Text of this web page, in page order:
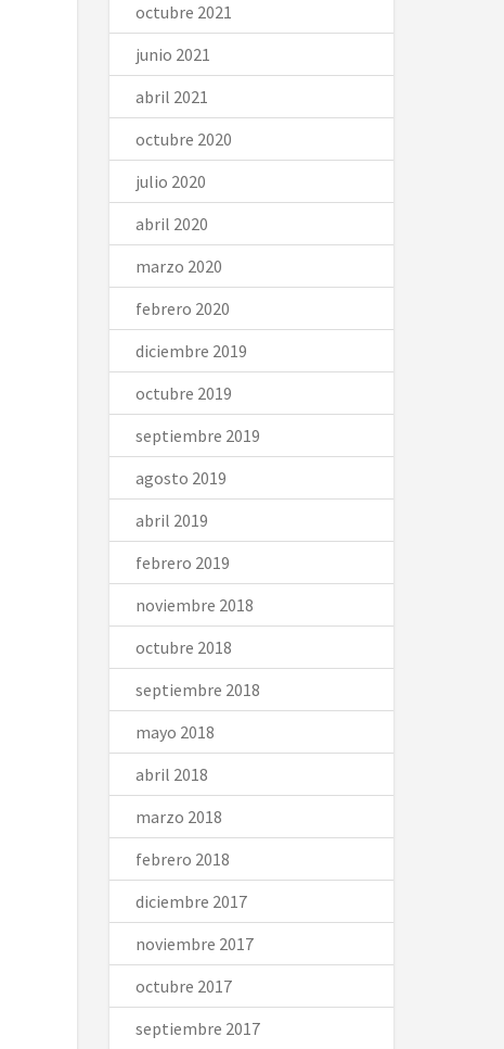
octubre 2021
junio 2021
abril 2021
octubre 2020
julio 2020
abril 2020
marzo 2020
febrero 2020
diciembre 2019
octubre 2019
septiembre 2019
agosto 2019
abril 2019
febrero 2019
noviembre 2018
octubre 2018
septiembre 2018
mayo 2018
abril 2018
marzo 2018
febrero 2018
diciembre 2017
noviembre 2017
octubre 2017
septiembre 2017